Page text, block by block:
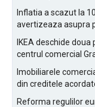
Inflatia a scazut la
avertizeaza asupra
IKEA deschide
centrul comercial
Imobiliarele
din creditele
Reforma regulilor